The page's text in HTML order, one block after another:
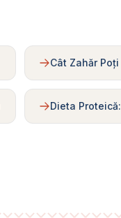
Cât Zahăr
Dieta